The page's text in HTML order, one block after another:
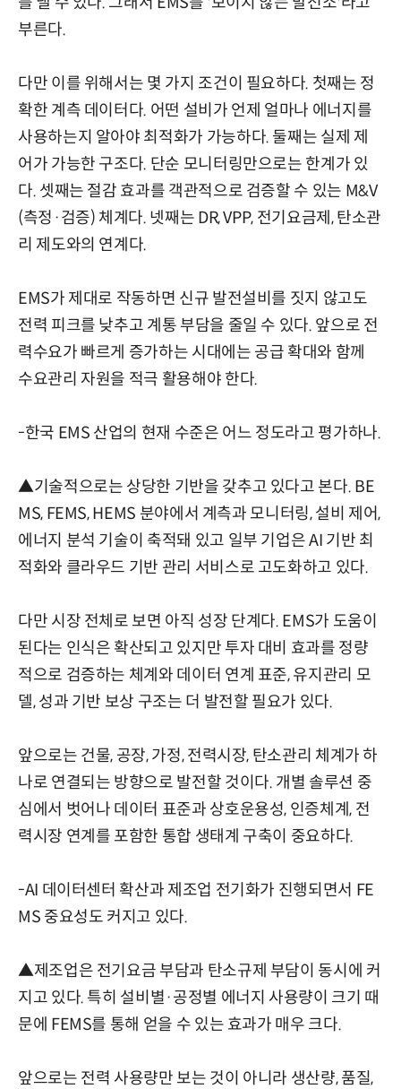
부른다.
다만 이를 위해서는 몇 가지 조건이 필요하다. 첫째는 정
확한 계측 데이터다. 어떤 설비가 언제 얼마나 에너지를
사용하는지 알아야 최적화가 가능하다. 둘째는 실제 제
어가 가능한 구조다. 단순 모니터링만으로는 한계가 있
다. 셋째는 절감 효과를 객관적으로 검증할 수 있는 M&V
(측정·검증) 체계다. 넷째는 DR, VPP, 전기요금제, 탄소관
리 제도와의 연계다.
EMS가 제대로 작동하면 신규 발전설비를 짓지 않고도
전력 피크를 낮추고 계통 부담을 줄일 수 있다. 앞으로 전
력수요가 빠르게 증가하는 시대에는 공급 확대와 함께
수요관리 자원을 적극 활용해야 한다.
-한국 EMS 산업의 현재 수준은 어느 정도라고 평가하나.
▲기술적으로는 상당한 기반을 갖추고 있다고 본다. BE
MS, FEMS, HEMS 분야에서 계측과 모니터링, 설비 제어,
에너지 분석 기술이 축적돼 있고 일부 기업은 AI 기반 최
적화와 클라우드 기반 관리 서비스로 고도화하고 있다.
다만 시장 전체로 보면 아직 성장 단계다. EMS가 도움이
된다는 인식은 확산되고 있지만 투자 대비 효과를 정량
적으로 검증하는 체계와 데이터 연계 표준, 유지관리 모
델, 성과 기반 보상 구조는 더 발전할 필요가 있다.
앞으로는 건물, 공장, 가정, 전력시장, 탄소관리 체계가 하
나로 연결되는 방향으로 발전할 것이다. 개별 솔루션 중
심에서 벗어나 데이터 표준과 상호운용성, 인증체계, 전
력시장 연계를 포함한 통합 생태계 구축이 중요하다.
-AI 데이터센터 확산과 제조업 전기화가 진행되면서 FE
MS 중요성도 커지고 있다.
▲제조업은 전기요금 부담과 탄소규제 부담이 동시에 커
지고 있다. 특히 설비별·공정별 에너지 사용량이 크기 때
문에 FEMS를 통해 얻을 수 있는 효과가 매우 크다.
앞으로는 전력 사용량만 보는 것이 아니라 생산량, 품질,